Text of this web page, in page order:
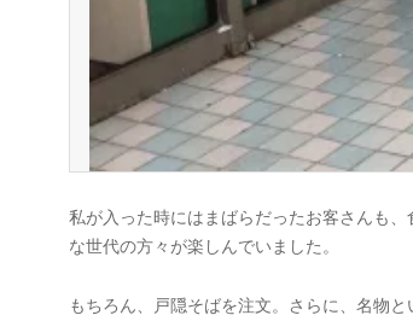
私が入った時にはまばらだったお客さんも
な世代の方々が楽しんでいました。
もちろん、戸隠そばを注文。さらに、名物と